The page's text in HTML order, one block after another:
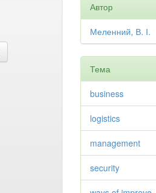
Автор
Меленний, В. І.
Тема
business
logistics
management
security